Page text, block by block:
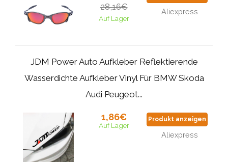
28,16€
Auf Lager
Aliexpress
JDM Power Auto Aufkleber Reflektierende
Wasserdichte Aufkleber Vinyl Für BMW Skoda
Audi Peugeot...
1,86€
Auf Lager
Produkt anzeigen
Aliexpress